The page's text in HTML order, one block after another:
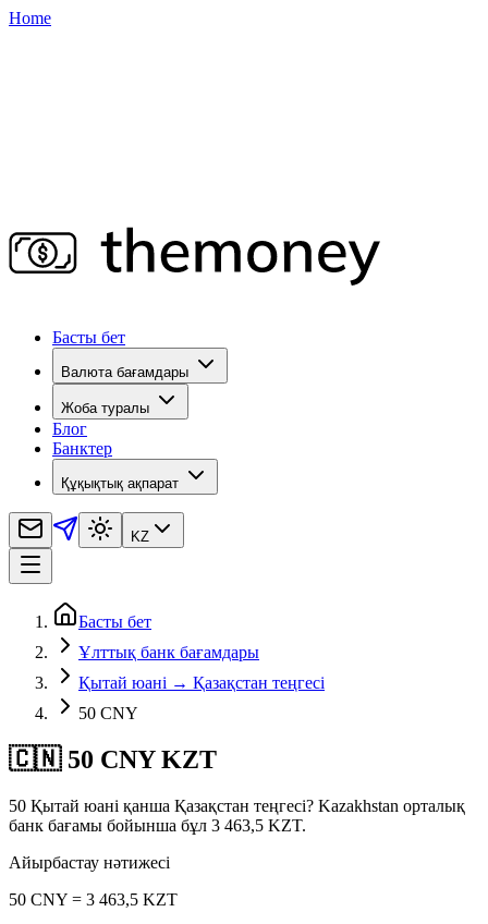
Home
Басты бет
Валюта бағамдары
Жоба туралы
Блог
Банктер
Құқықтық ақпарат
KZ
Басты бет
Ұлттық банк бағамдары
Қытай юані → Қазақстан теңгесі
50 CNY
🇨🇳 50 CNY KZT
50 Қытай юані қанша Қазақстан теңгесі? Kazakhstan орталық
банк бағамы бойынша бұл 3 463,5 KZT.
Айырбастау нәтижесі
50 CNY = 3 463,5 KZT